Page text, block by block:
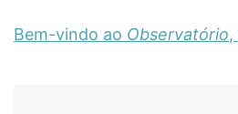
Bem-vindo ao Observatório